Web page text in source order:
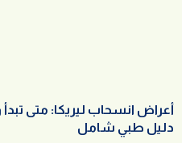
أعراض انسحاب ليريكا: متى
دليل طبي شامل